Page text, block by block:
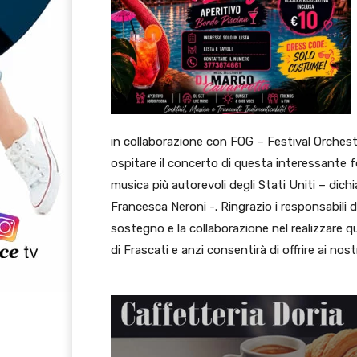
in collaborazione con FOG – Festival
ospitare il concerto di questa interessante
musica più autorevoli degli Stati Uniti –
Francesca Neroni -. Ringrazio i responsabili
sostegno e la collaborazione nel realizzare
di Frascati e anzi consentirà di offrire ai